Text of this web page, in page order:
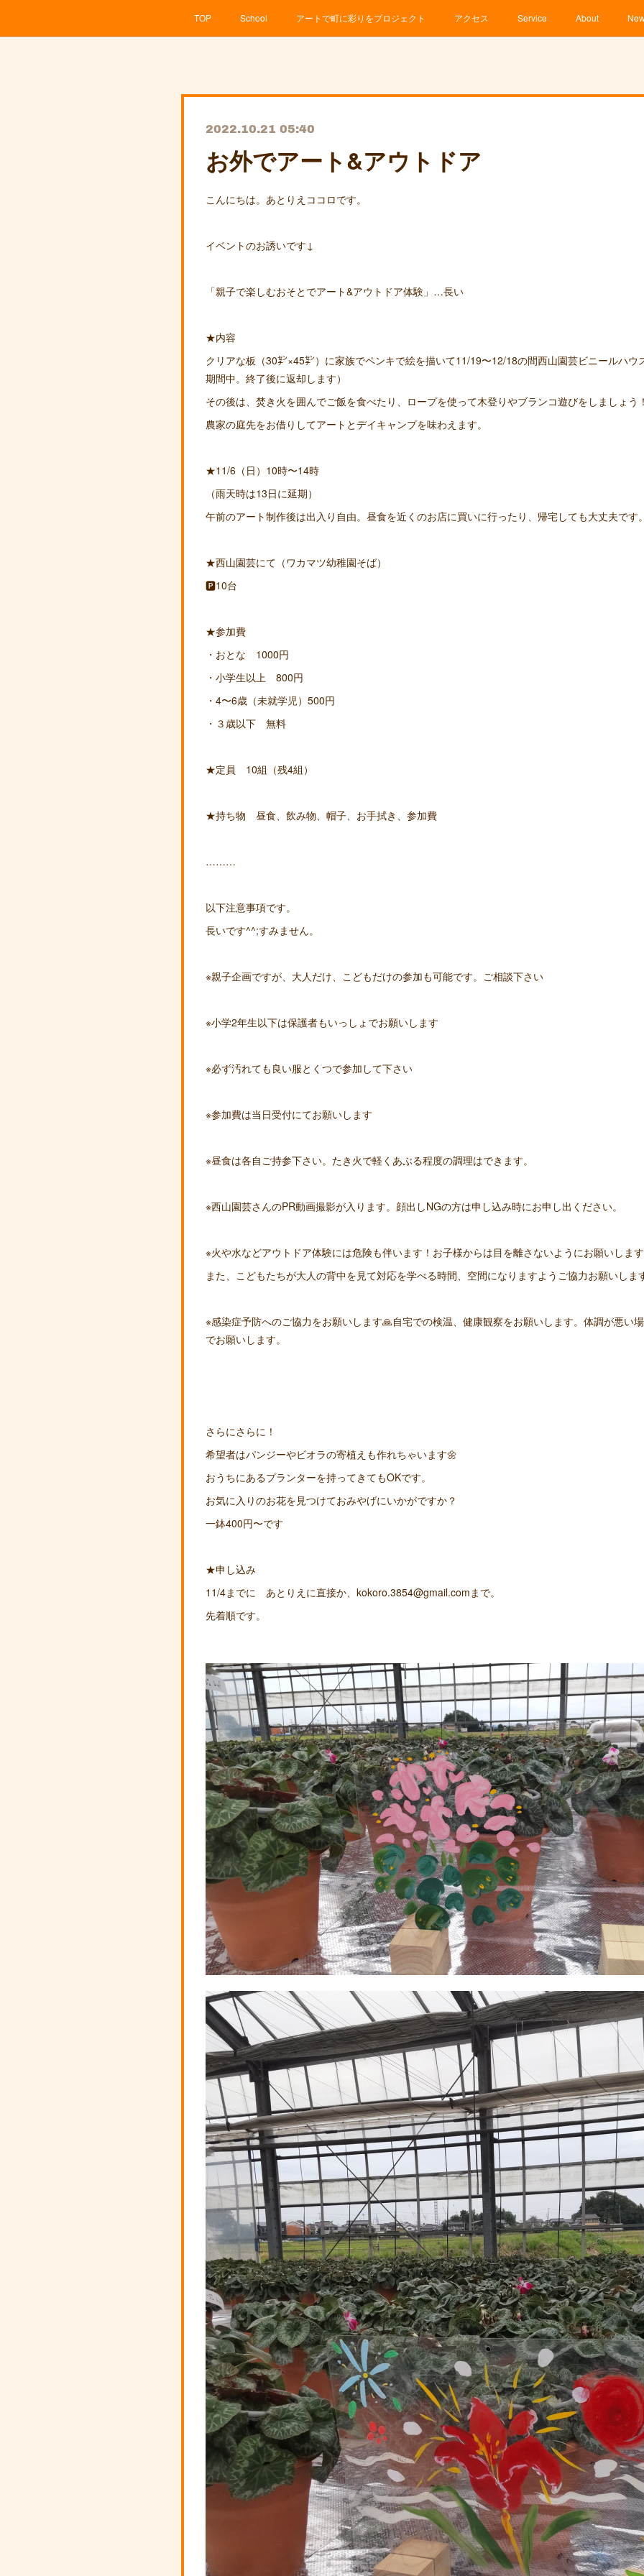
TOP School アートで町に彩りをプロジェクト アクセス Service About
2022.10.21 05:40
お外でアート&アウトドア
こんにちは。あとりえココロです。
イベントのお誘いです↓
「親子で楽しむおそとでアート&アウトドア体験」…長い
★内容
クリアな板（30㌢×45㌢）に家族でペンキで絵を描いて11/19〜12/18の間西山園芸ビニールハウ
期間中。終了後に返却します）
その後は、焚き火を囲んでご飯を食べたり、ロープを使って木登りやブランコ遊びをしましょう！
農家の庭先をお借りしてアートとデイキャンプを味わえます。
★11/6（日）10時〜14時
（雨天時は13日に延期）
午前のアート制作後は出入り自由。昼食を近くのお店に買いに行ったり、帰宅しても大丈夫です。
★西山園芸にて（ワカマツ幼稚園そば）
🅿10台
★参加費
・おとな 1000円
・小学生以上 800円
・4〜6歳（未就学児）500円
・３歳以下 無料
★定員 10組（残4組）
★持ち物 昼食、飲み物、帽子、お手拭き、参加費
………
以下注意事項です。
長いです^^;すみません。
※親子企画ですが、大人だけ、こどもだけの参加も可能です。ご相談下さい
※小学2年生以下は保護者もいっしょでお願いします
※必ず汚れても良い服とくつで参加して下さい
※参加費は当日受付にてお願いします
※昼食は各自ご持参下さい。たき火で軽くあぶる程度の調理はできます。
※西山園芸さんのPR動画撮影が入ります。顔出しNGの方は申し込み時にお申し出ください。
※火や水などアウトドア体験には危険も伴います！お子様からは目を離さないようにお願いします
また、こどもたちが大人の背中を見て対応を学べる時間、空間になりますようご協力お願いしま
※感染症予防へのご協力をお願いします🙏自宅での検温、健康観察をお願いします。体調が悪い
でお願いします。
さらにさらに！
希望者はパンジーやビオラの寄植えも作れちゃいます🌼
おうちにあるプランターを持ってきてもOKです。
お気に入りのお花を見つけておみやげにいかがですか？
一鉢400円〜です
★申し込み
11/4までに あとりえに直接か、kokoro.3854@gmail.comまで。
先着順です。